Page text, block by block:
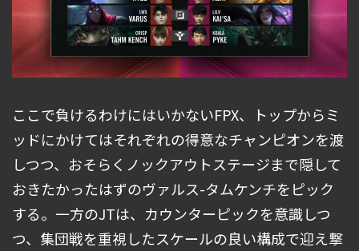
ここで負けるわけにはいかないFPX、トップからミ
ッドにかけてはそれぞれの得意なチャンピオンを渡
しつつ、おそらくノックアウトステージまで隠して
おきたかったはずのヴァルス-タムケンチをピック
する。一方のJTは、カウンターピックを意識しつ
つ、集団戦を重視したスケールの良い構成で迎え撃